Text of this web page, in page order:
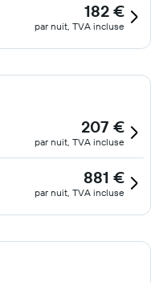
182 €
par nuit, TVA incluse
207 €
par nuit, TVA incluse
881 €
par nuit, TVA incluse